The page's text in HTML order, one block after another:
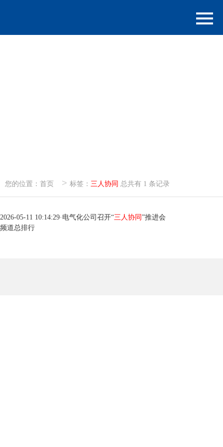
您的位置： 首页 > 标签： 三人协同 总共有 1 条记录
2026-05-11 10:14:29· 电气化公司召开“三人协同 ”推进会
频道总排行